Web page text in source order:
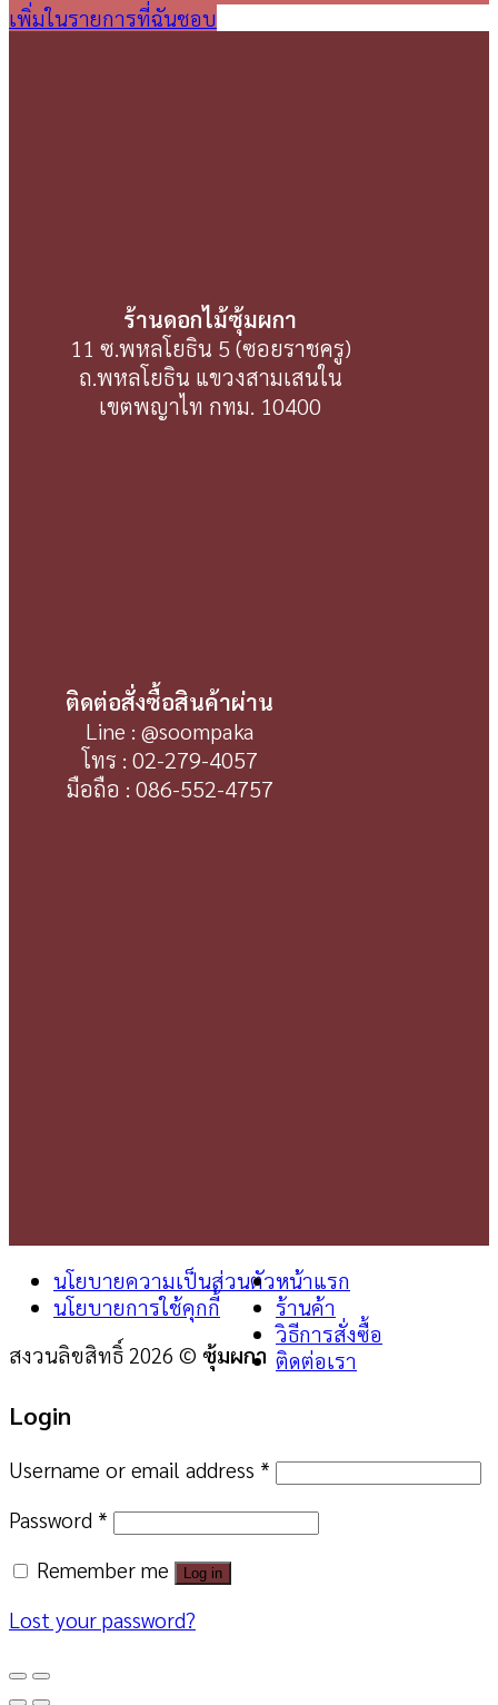
เพิ่มในรายการที่ฉันชอบ
ร้านดอกไม้ซุ้มผกา
11 ซ.พหลโยธิน 5 (ซอยราชครู)
ถ.พหลโยธิน แขวงสามเสนใน
เขตพญาไท กทม. 10400
ติดต่อสั่งซื้อสินค้าผ่าน
Line : @soompaka
โทร : 02-279-4057
มือถือ : 086-552-4757
นโยบายความเป็นส่วนตัว
นโยบายการใช้คุกกี้
สงวนลิขสิทธิ์ 2026 © ซุ้มผกา
หน้าแรก
ร้านค้า
วิธีการสั่งซื้อ
ติดต่อเรา
Login
Username or email address *
Password *
Remember me
Log in
Lost your password?